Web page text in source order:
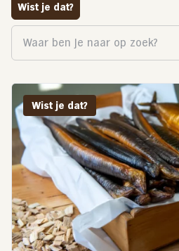
Wist je dat?
Wist je dat?